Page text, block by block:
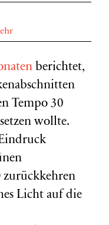
berichtet,
Tempo 30
wollte.
zurückkehren
Licht auf die